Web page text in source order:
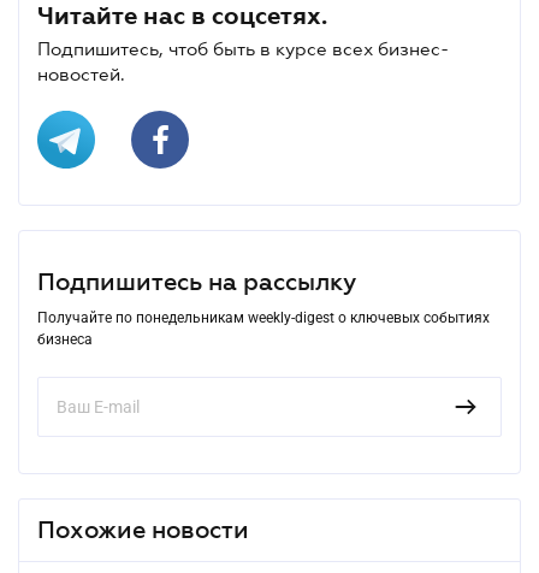
Читайте нас в соцсетях.
Подпишитесь, чтоб быть в курсе всех бизнес-
новостей.
Подпишитесь на рассылку
Получайте по понедельникам weekly-digest о ключевых событиях
бизнеса
Похожие новости